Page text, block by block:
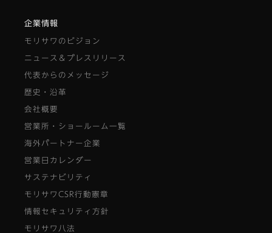
企業情報
モリサワのビジョン
ニュース＆プレスリリース
代表からのメッセージ
歴史・沿革
会社概要
営業所・ショールーム一覧
海外パートナー企業
営業日カレンダー
サステナビリティ
モリサワCSR行動憲章
情報セキュリティ方針
モリサワ八法